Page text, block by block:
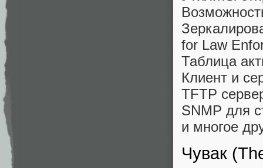
for Law
Таблица
Клиент и
TFTP
SNMP для
и многое
Чувак